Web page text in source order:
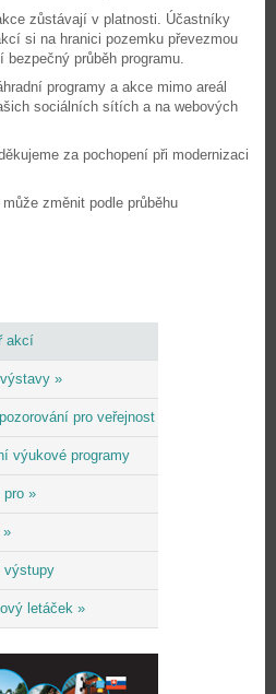
akcí
»
pro veřejnost
výukové programy
pro »
»
výstupy
letáček »
zůstávají v platnosti. Účastníky
si na hranici pozemku převezmou
průběh programu.
programy a akce mimo areál
sociálních sítích a na webových
za pochopení při modernizaci
změnit podle průběhu